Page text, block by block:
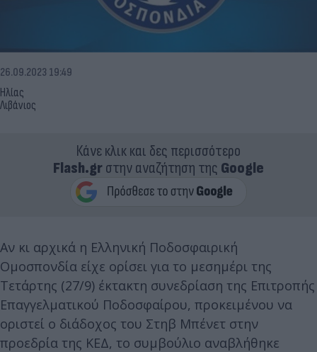
Ηλίας
Λιβάνιος
26.09.2023 19:49
Κάνε κλικ και δες περισσότερο
Flash.grστην αναζήτηση της Google
Αν κι αρχικά η Ελληνική Ποδοσφαιρική
Ομοσπονδία είχε ορίσει για το μεσημέρι της
Τετάρτης (27/9) έκτακτη συνεδρίαση της Επιτροπής
Επαγγελματικού Ποδοσφαίρου, προκειμένου να
οριστεί ο διάδοχος του Στηβ Μπένετ στην
προεδρία της ΚΕΔ, το συμβούλιο αναβλήθηκε